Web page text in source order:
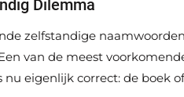
Dilemma
zelfstandige
van de meest
nu eigenlijk correct: de boek